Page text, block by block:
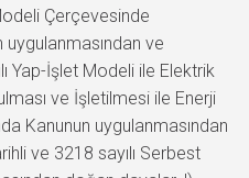
Çerçevesinde
uygulanmasından ve
Yap-İşlet Modeli ile Elektrik
ve İşletilmesi ile Enerji
Kanunun uygulanmasından
ve 3218 sayılı Serbest